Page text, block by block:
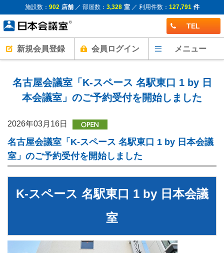
施設数： 902 店舗／ 部屋数： 3,328 室／ 利用件数： 127,791 件
TEL
新規会員登録 会員ログイン メニュー
名古屋会議室「K-スペース 名駅東口 1 by 日
本会議室」のご予約受付を開始しました
2026年03月16日
名古屋会議室「K-スペース 名駅東口 1 by 日本会議
室」のご予約受付を開始しました
K-スペース 名駅東口 1 by 日本会議
室